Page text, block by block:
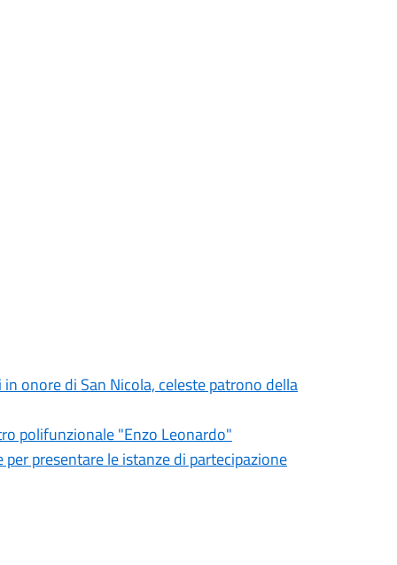
onore di San Nicola, celeste patrono della
polifunzionale "Enzo Leonardo"
presentare le istanze di partecipazione